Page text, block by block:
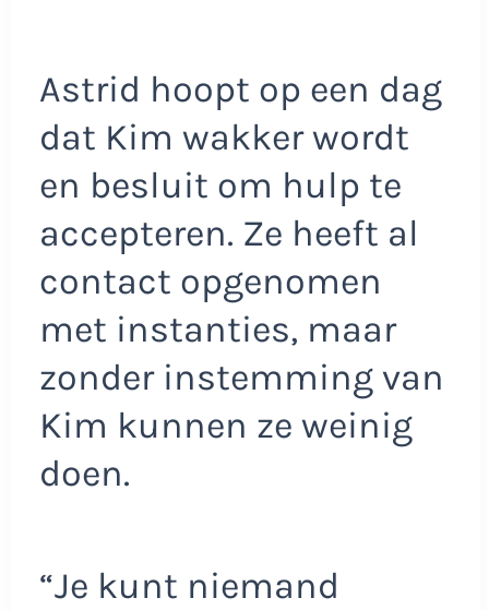
Astrid hoopt op een dag
dat Kim wakker wordt
en besluit om hulp te
accepteren. Ze heeft al
contact opgenomen
met instanties, maar
zonder instemming van
Kim kunnen ze weinig
doen.
“Je kunt niemand